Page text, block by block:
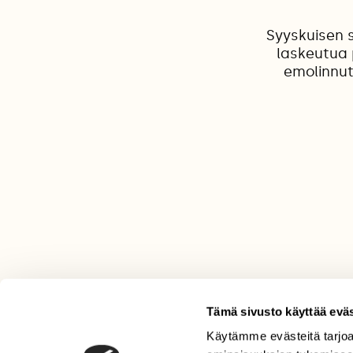
Tämä sivusto käyttää
Käytämme evästeitä
Syyskuisen
laskeutua
LEHTI